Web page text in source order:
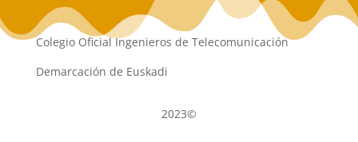
Colegio Oficial Ingenieros de Telecomunicación
Demarcación de Euskadi
2023©